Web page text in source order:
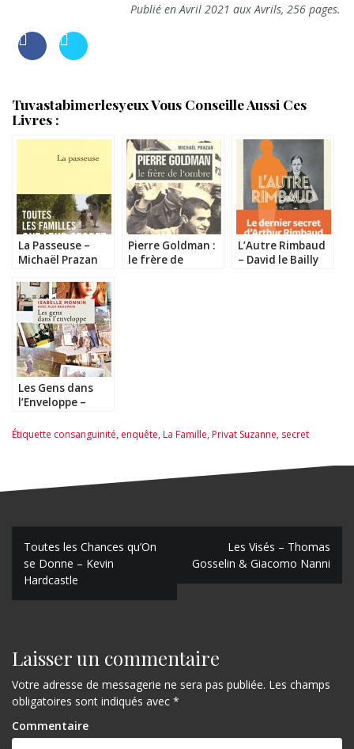
Publié en Avril 2021 aux Avrils, 256 pages.
Tuvastabimerlesyeux Vous Conseille Aussi Ces
Livres :
La Passeuse –
Michaël Prazan
Pierre Goldman :
le frère de
L’Autre Rimbaud
– David le Bailly
Les Gens dans
l’Enveloppe –
Étiquette consanguinité, enquête,La Famille,Privat Suzanne, secret
N
v
g
a
t
i
Toutes les Chances qu’On
se Donne – Kevin
Hardcastle
Les Visés – Thomas
Gosselin & Giacomo Nanni
Laisser un commentaire
Votre adresse de messagerie ne sera pas publiée. Les champs
obligatoires sont indiqués avec *
Commentaire